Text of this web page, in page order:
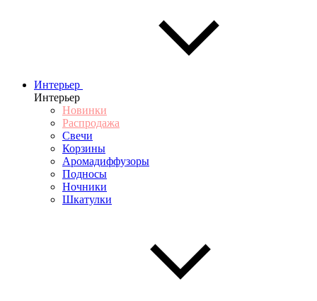
Интерьер
Интерьер
Новинки
Распродажа
Свечи
Корзины
Аромадиффузоры
Подносы
Ночники
Шкатулки